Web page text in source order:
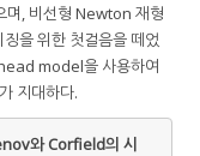
며, 비선형 Newton 재형
을 위한 첫걸음을 떼었
model을 사용하여
지대하다.
와 Corfield의 시